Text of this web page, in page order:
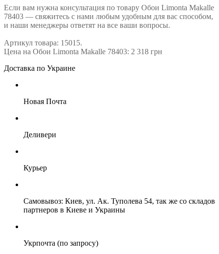
Если вам нужна консультация по товару Обои Limonta Makalle
78403 — свяжитесь с нами любым удобным для вас способом,
и наши менеджеры ответят на все ваши вопросы.
Артикул товара: 15015.
Цена на Обои Limonta Makalle 78403: 2 318 грн
Доставка по Украине
Новая Почта
Деливери
Курьер
Самовывоз: Киев, ул. Ак. Туполева 54, так же со складов
партнеров в Киеве и Украины
Укрпочта (по запросу)